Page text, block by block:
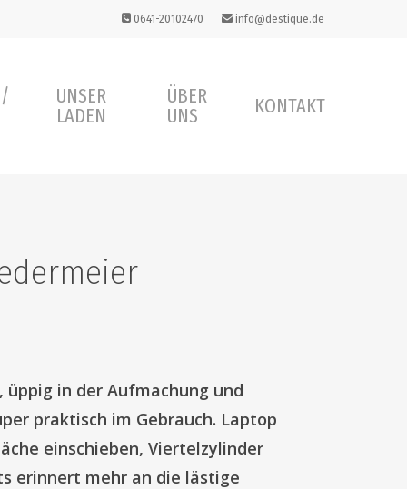
0641-20102470 info@destique.de
/
UNSER
LADEN
ÜBER
UNS
KONTAKT
üppig in der Aufmachung und
praktisch im Gebrauch. Laptop
einschieben, Viertelzylinder
erinnert mehr an die lästige